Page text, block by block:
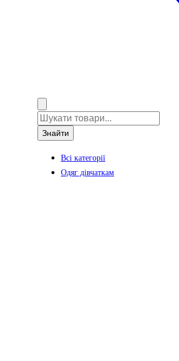
Знайти
Всі категорії
Одяг дівчаткам